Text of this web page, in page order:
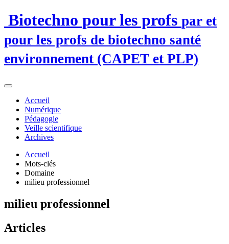
Biotechno pour les profs par et
pour les profs de biotechno santé
environnement (CAPET et PLP)
Accueil
Numérique
Pédagogie
Veille scientifique
Archives
Accueil
Mots-clés
Domaine
milieu professionnel
milieu professionnel
Articles